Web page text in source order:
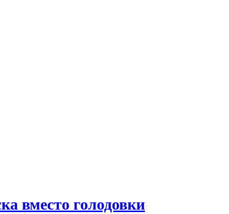
вместо голодовки